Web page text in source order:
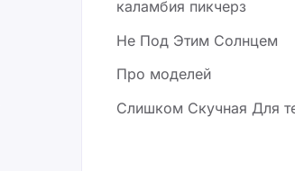
каламбия пикчерз
Не Под Этим Солнцем
Про моделей
Слишком Скучная Для